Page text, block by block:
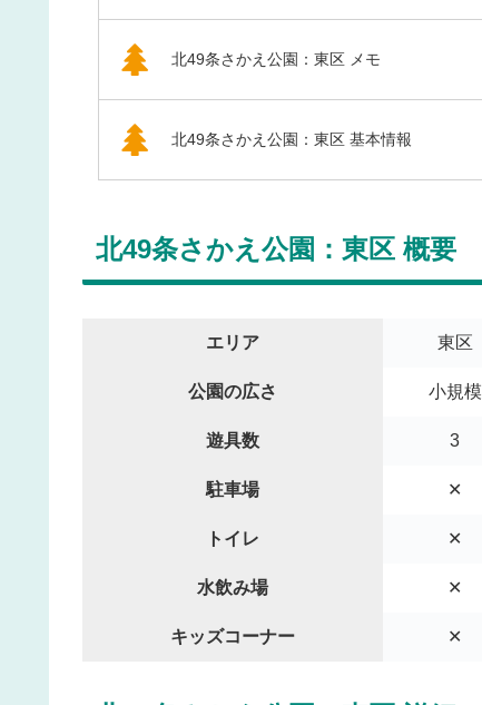
北49条さかえ公園：東区 メモ
北49条さかえ公園：東区 基本情報
北49条さかえ公園：東区 概要
エリア 東区
公園の広さ 小規模
遊具数 3
駐車場 ✕
トイレ ✕
水飲み場 ✕
キッズコーナー ✕